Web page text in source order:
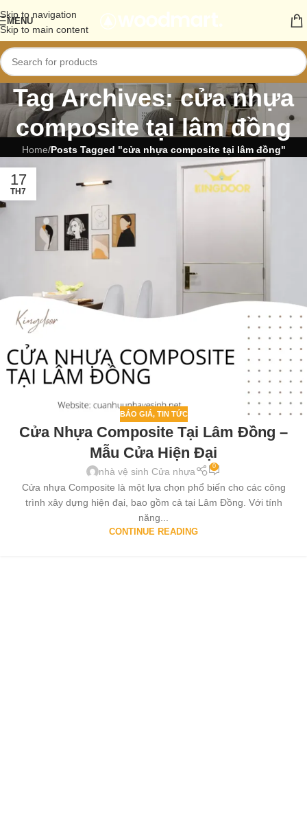
Skip to navigation
Skip to main content
MENU
Tag Archives: cửa nhựa
composite tại lâm đồng
Home/Posts Tagged "cửa nhựa composite tại lâm đồng"
17
TH7
BÁO GIÁ, TIN TỨC
Cửa Nhựa Composite Tại Lâm Đồng –
Mẫu Cửa Hiện Đại
nhà vệ sinh Cửa nhựa 0
Cửa nhựa Composite là một lựa chọn phổ biến cho các công
trình xây dựng hiện đại, bao gồm cả tại Lâm Đồng. Với tính
năng...
CONTINUE READING